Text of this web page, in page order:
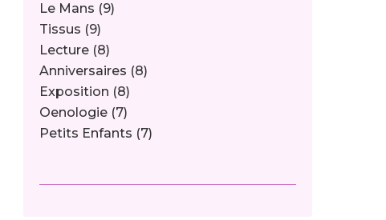
Le Mans (9)
Tissus (9)
Lecture (8)
Anniversaires (8)
Exposition (8)
Oenologie (7)
Petits Enfants (7)